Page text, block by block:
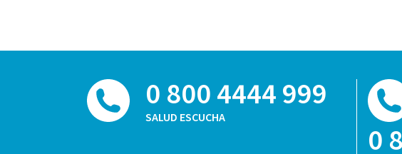
0 800 4444 999
SALUD ESCUCHA
0